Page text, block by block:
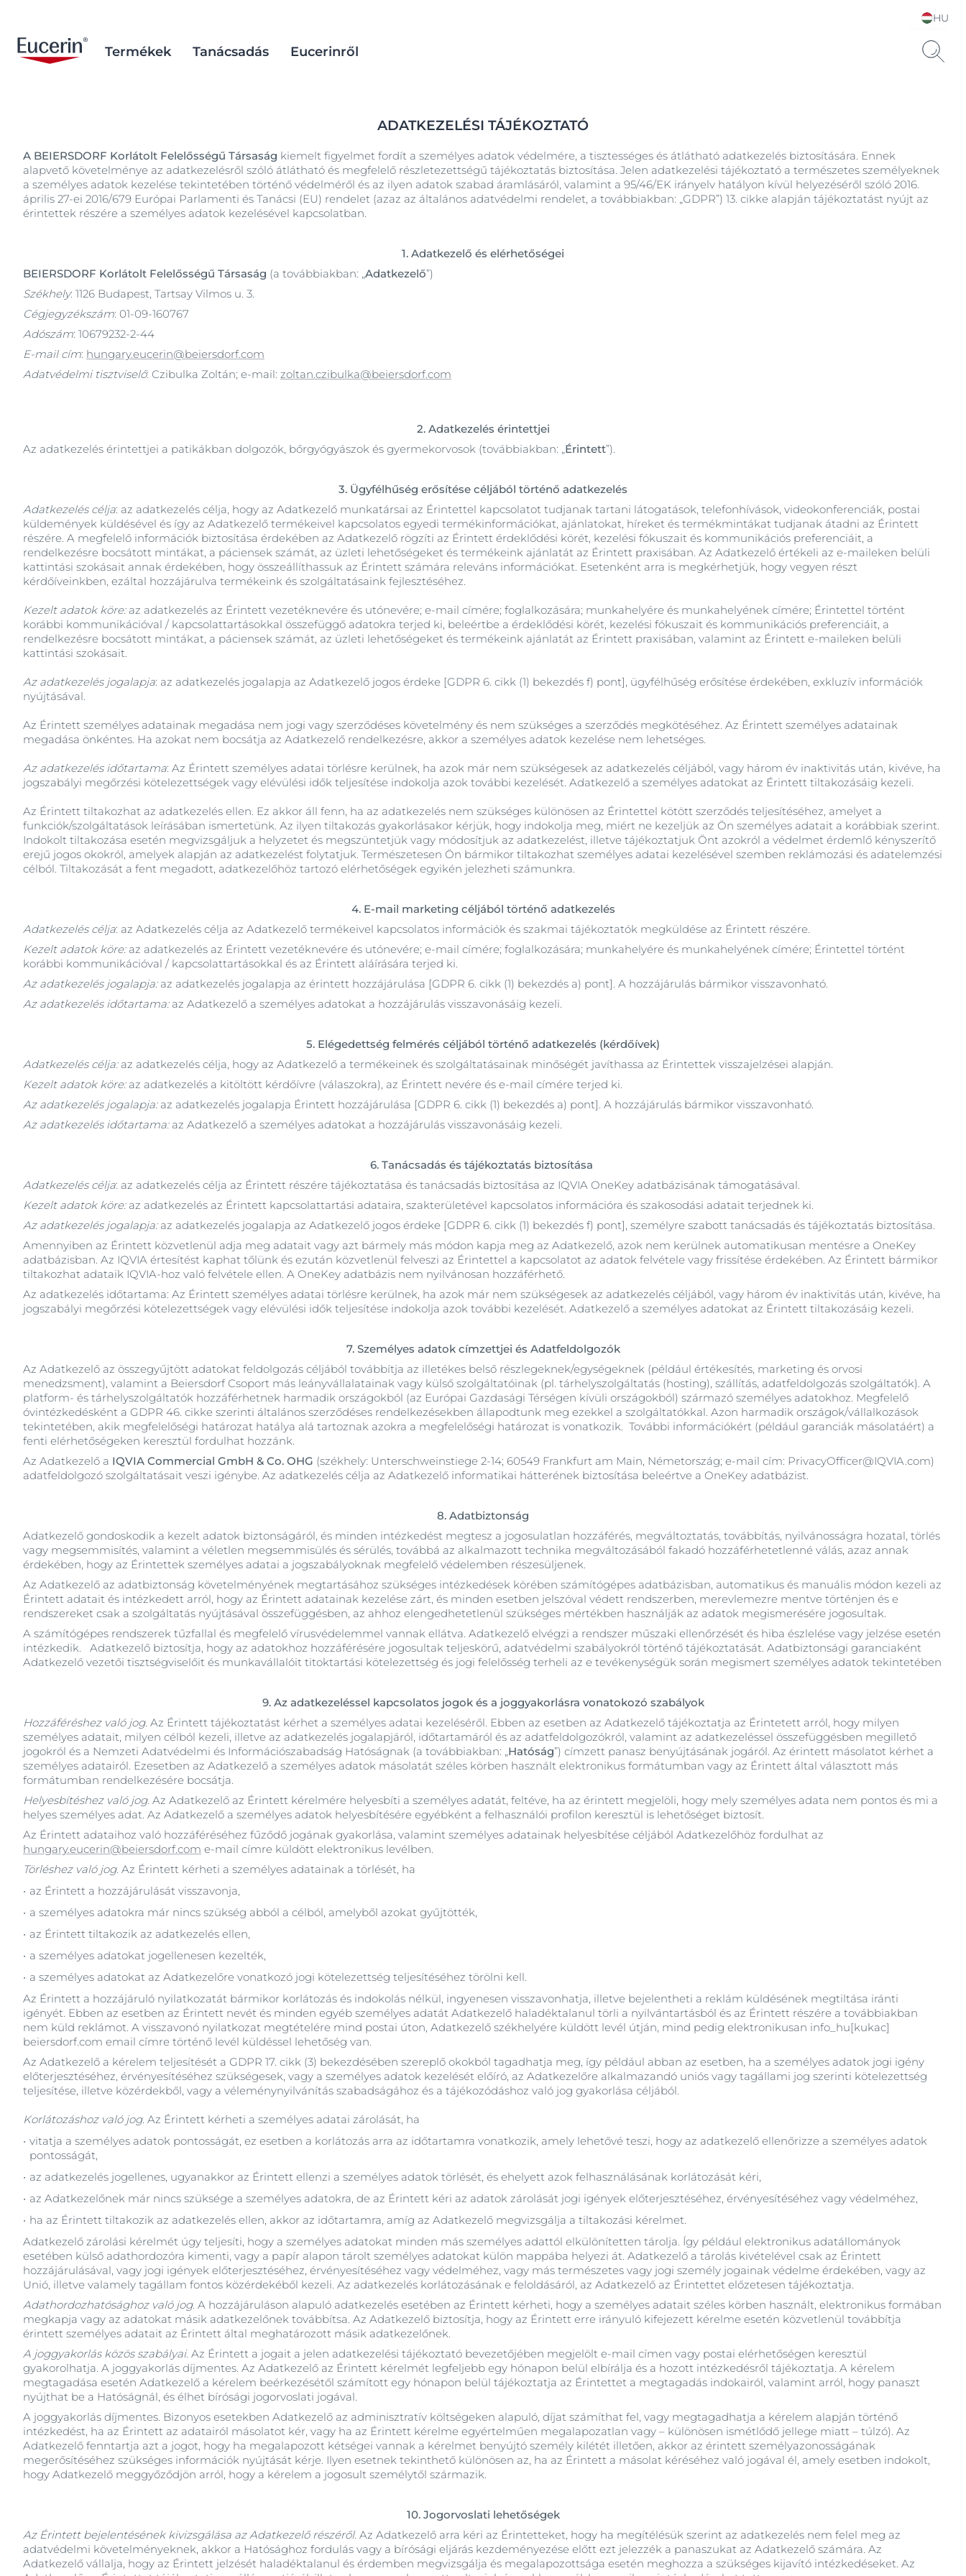
HU
Choose your Language &
Termékek
Testápolás
Fényvédelem
Szem & ajakápolás
Napozás utáni ápolás
Idősödő bőr
Atópiás dermatitisz
Hiperérzékeny bőr
Bőrpírre hajlamos bőr
Anti-Pigment
AquaPorin Active
AtopiControl
DermatoClean
Sun Protection
Tanácsadás
Napozás utáni ápolás
Idősödő bőr
Atópiás dermatitisz
Hiperérzékeny bőr
Repedezett ajkak
Bőrpírre hajlamos bőr
Eucerinről
Történelmi háttér
A kutatás és fejlesztés
háttere
Tudományos háttér
Népszerű keresések
50
anti
aquaphor
Népszerű termékek
Atópiás dermatitisz Viszkető bőr +1
Száraz és irritációra hajlamos bőr
4.888 Vélemények
Eucerin SOS Ajakbalzsam 10 ml
Összes termék
ADATKEZELÉSI TÁJÉKOZTATÓ
A BEIERSDORF Korlátolt Felelősségű Társaság kiemelt figyelmet fordít a személyes adatok védelmére, a tisztességes és átlátható adatkezelés biztosítására. Ennek
alapvető követelménye az adatkezelésről szóló átlátható és megfelelő részletezettségű tájékoztatás biztosítása. Jelen adatkezelési tájékoztató a természetes személyeknek
a személyes adatok kezelése tekintetében történő védelméről és az ilyen adatok szabad áramlásáról, valamint a 95/46/EK irányelv hatályon kívül helyezéséről szóló 2016.
április 27-ei 2016/679 Európai Parlamenti és Tanácsi (EU) rendelet (azaz az általános adatvédelmi rendelet, a továbbiakban: „GDPR”) 13. cikke alapján tájékoztatást nyújt az
érintettek részére a személyes adatok kezelésével kapcsolatban.
1. Adatkezelő és elérhetőségei
BEIERSDORF Korlátolt Felelősségű Társaság (a továbbiakban: „Adatkezelő”)
Székhely: 1126 Budapest, Tartsay Vilmos u. 3.
Cégjegyzékszám: 01-09-160767
Adószám: 10679232-2-44
E-mail cím: hungary.eucerin@beiersdorf.com
Adatvédelmi tisztviselő: Czibulka Zoltán; e-mail: zoltan.czibulka@beiersdorf.com
2. Adatkezelés érintettjei
Az adatkezelés érintettjei a patikákban dolgozók, bőrgyógyászok és gyermekorvosok (továbbiakban: „Érintett”).
3. Ügyfélhűség erősítése céljából történő adatkezelés
Adatkezelés célja: az adatkezelés célja, hogy az Adatkezelő munkatársai az Érintettel kapcsolatot tudjanak tartani látogatások, telefonhívások, videokonferenciák, postai
küldemények küldésével és így az Adatkezelő termékeivel kapcsolatos egyedi termékinformációkat, ajánlatokat, híreket és termékmintákat tudjanak átadni az Érintett
részére. A megfelelő információk biztosítása érdekében az Adatkezelő rögzíti az Érintett érdeklődési körét, kezelési fókuszait és kommunikációs preferenciáit, a
rendelkezésre bocsátott mintákat, a páciensek számát, az üzleti lehetőségeket és termékeink ajánlatát az Érintett praxisában. Az Adatkezelő értékeli az e-maileken belüli
kattintási szokásait annak érdekében, hogy összeállíthassuk az Érintett számára releváns információkat. Esetenként arra is megkérhetjük, hogy vegyen részt
kérdőíveinkben, ezáltal hozzájárulva termékeink és szolgáltatásaink fejlesztéséhez.
Kezelt adatok köre:az adatkezelés az Érintett vezetéknevére és utónevére; e-mail címére; foglalkozására; munkahelyére és munkahelyének címére; Érintettel történt
korábbi kommunikációval / kapcsolattartásokkal összefüggő adatokra terjed ki, beleértbe a érdeklődési körét, kezelési fókuszait és kommunikációs preferenciáit, a
rendelkezésre bocsátott mintákat, a páciensek számát, az üzleti lehetőségeket és termékeink ajánlatát az Érintett praxisában, valamint az Érintett e-maileken belüli
kattintási szokásait.
Az adatkezelés jogalapja: az adatkezelés jogalapja az Adatkezelő jogos érdeke [GDPR 6. cikk (1) bekezdés f) pont], ügyfélhűség erősítése érdekében, exkluzív információk
nyújtásával.
Az Érintett személyes adatainak megadása nem jogi vagy szerződéses követelmény és nem szükséges a szerződés megkötéséhez. Az Érintett személyes adatainak
megadása önkéntes. Ha azokat nem bocsátja az Adatkezelő rendelkezésre, akkor a személyes adatok kezelése nem lehetséges.
Az adatkezelés időtartama: Az Érintett személyes adatai törlésre kerülnek, ha azok már nem szükségesek az adatkezelés céljából, vagy három év inaktivitás után, kivéve, ha
jogszabályi megőrzési kötelezettségek vagy elévülési idők teljesítése indokolja azok további kezelését. Adatkezelő a személyes adatokat az Érintett tiltakozásáig kezeli.
Az Érintett tiltakozhat az adatkezelés ellen. Ez akkor áll fenn, ha az adatkezelés nem szükséges különösen az Érintettel kötött szerződés teljesítéséhez, amelyet a
funkciók/szolgáltatások leírásában ismertetünk. Az ilyen tiltakozás gyakorlásakor kérjük, hogy indokolja meg, miért ne kezeljük az Ön személyes adatait a korábbiak szerint.
Indokolt tiltakozása esetén megvizsgáljuk a helyzetet és megszüntetjük vagy módosítjuk az adatkezelést, illetve tájékoztatjuk Önt azokról a védelmet érdemlő kényszerítő
erejű jogos okokról, amelyek alapján az adatkezelést folytatjuk. Természetesen Ön bármikor tiltakozhat személyes adatai kezelésével szemben reklámozási és adatelemzési
célból. Tiltakozását a fent megadott, adatkezelőhöz tartozó elérhetőségek egyikén jelezheti számunkra.
4. E-mail marketing céljából történő adatkezelés
Adatkezelés célja: az Adatkezelés célja az Adatkezelő termékeivel kapcsolatos információk és szakmai tájékoztatók megküldése az Érintett részére.
Kezelt adatok köre:az adatkezelés az Érintett vezetéknevére és utónevére; e-mail címére; foglalkozására; munkahelyére és munkahelyének címére; Érintettel történt
korábbi kommunikációval / kapcsolattartásokkal és az Érintett aláírására terjed ki.
Az adatkezelés jogalapja:az adatkezelés jogalapja az érintett hozzájárulása [GDPR 6. cikk (1) bekezdés a) pont]. A hozzájárulás bármikor visszavonható.
Az adatkezelés időtartama: az Adatkezelő a személyes adatokat a hozzájárulás visszavonásáig kezeli.
5. Elégedettség felmérés céljából történő adatkezelés (kérdőívek)
Adatkezelés célja: az adatkezelés célja, hogy az Adatkezelő a termékeinek és szolgáltatásainak minőségét javíthassa az Érintettek visszajelzései alapján.
Kezelt adatok köre: az adatkezelés a kitöltött kérdőívre (válaszokra), az Érintett nevére és e-mail címére terjed ki.
Az adatkezelés jogalapja:az adatkezelés jogalapja Érintett hozzájárulása [GDPR 6. cikk (1) bekezdés a) pont]. A hozzájárulás bármikor visszavonható.
Az adatkezelés időtartama:az Adatkezelő a személyes adatokat a hozzájárulás visszavonásáig kezeli.
6. Tanácsadás és tájékoztatás biztosítása
Adatkezelés célja: az adatkezelés célja az Érintett részére tájékoztatása és tanácsadás biztosítása az IQVIA OneKey adatbázisának támogatásával.
Kezelt adatok köre:az adatkezelés az Érintett kapcsolattartási adataira, szakterületével kapcsolatos információra és szakosodási adatait terjednek ki.
Az adatkezelés jogalapja: az adatkezelés jogalapja az Adatkezelő jogos érdeke [GDPR 6. cikk (1) bekezdés f) pont], személyre szabott tanácsadás és tájékoztatás biztosítása.
Amennyiben az Érintett közvetlenül adja meg adatait vagy azt bármely más módon kapja meg az Adatkezelő, azok nem kerülnek automatikusan mentésre a OneKey
adatbázisban. Az IQVIA értesítést kaphat tőlünk és ezután közvetlenül felveszi az Érintettel a kapcsolatot az adatok felvétele vagy frissítése érdekében. Az Érintett bármikor
tiltakozhat adataik IQVIA-hoz való felvétele ellen. A OneKey adatbázis nem nyilvánosan hozzáférhető.
Az adatkezelés időtartama: Az Érintett személyes adatai törlésre kerülnek, ha azok már nem szükségesek az adatkezelés céljából, vagy három év inaktivitás után, kivéve, ha
jogszabályi megőrzési kötelezettségek vagy elévülési idők teljesítése indokolja azok további kezelését. Adatkezelő a személyes adatokat az Érintett tiltakozásáig kezeli.
7. Személyes adatok címzettjei és Adatfeldolgozók
Az Adatkezelő az összegyűjtött adatokat feldolgozás céljából továbbítja az illetékes belső részlegeknek/egységeknek (például értékesítés, marketing és orvosi
menedzsment), valamint a Beiersdorf Csoport más leányvállalatainak vagy külső szolgáltatóinak (pl. tárhelyszolgáltatás (hosting), szállítás, adatfeldolgozás szolgáltatók). A
platform- és tárhelyszolgáltatók hozzáférhetnek harmadik országokból (az Európai Gazdasági Térségen kívüli országokból) származó személyes adatokhoz. Megfelelő
óvintézkedésként a GDPR 46. cikke szerinti általános szerződéses rendelkezésekben állapodtunk meg ezekkel a szolgáltatókkal. Azon harmadik országok/vállalkozások
tekintetében, akik megfelelőségi határozat hatálya alá tartoznak azokra a megfelelőségi határozat is vonatkozik. További információkért (például garanciák másolatáért) a
fenti elérhetőségeken keresztül fordulhat hozzánk.
Az Adatkezelő a IQVIA Commercial GmbH & Co. OHG (székhely: Unterschweinstiege 2-14; 60549 Frankfurt am Main, Németország; e-mail cím: PrivacyOfficer@IQVIA.com)
adatfeldolgozó szolgáltatásait veszi igénybe. Az adatkezelés célja az Adatkezelő informatikai hátterének biztosítása beleértve a OneKey adatbázist.
8. Adatbiztonság
Adatkezelő gondoskodik a kezelt adatok biztonságáról, és minden intézkedést megtesz a jogosulatlan hozzáférés, megváltoztatás, továbbítás, nyilvánosságra hozatal, törlés
vagy megsemmisítés, valamint a véletlen megsemmisülés és sérülés, továbbá az alkalmazott technika megváltozásából fakadó hozzáférhetetlenné válás, azaz annak
érdekében, hogy az Érintettek személyes adatai a jogszabályoknak megfelelő védelemben részesüljenek.
Az Adatkezelő az adatbiztonság követelményének megtartásához szükséges intézkedések körében számítógépes adatbázisban, automatikus és manuális módon kezeli az
Érintett adatait és intézkedett arról, hogy az Érintett adatainak kezelése zárt, és minden esetben jelszóval védett rendszerben, merevlemezre mentve történjen és e
rendszereket csak a szolgáltatás nyújtásával összefüggésben, az ahhoz elengedhetetlenül szükséges mértékben használják az adatok megismerésére jogosultak.
A számítógépes rendszerek tűzfallal és megfelelő vírusvédelemmel vannak ellátva. Adatkezelő elvégzi a rendszer műszaki ellenőrzését és hiba észlelése vagy jelzése esetén
intézkedik. Adatkezelő biztosítja, hogy az adatokhoz hozzáférésére jogosultak teljeskörű, adatvédelmi szabályokról történő tájékoztatását. Adatbiztonsági garanciaként
Adatkezelő vezetői tisztségviselőit és munkavállalóit titoktartási kötelezettség és jogi felelősség terheli az e tevékenységük során megismert személyes adatok tekintetében
9. Az adatkezeléssel kapcsolatos jogok és a joggyakorlásra vonatokozó szabályok
Hozzáféréshez való jog. Az Érintett tájékoztatást kérhet a személyes adatai kezeléséről. Ebben az esetben az Adatkezelő tájékoztatja az Érintetett arról, hogy milyen
személyes adatait, milyen célból kezeli, illetve az adatkezelés jogalapjáról, időtartamáról és az adatfeldolgozókról, valamint az adatkezeléssel összefüggésben megillető
jogokról és a Nemzeti Adatvédelmi és Információszabadság Hatóságnak (a továbbiakban: „Hatóság”) címzett panasz benyújtásának jogáról. Az érintett másolatot kérhet a
személyes adatairól. Ezesetben az Adatkezelő a személyes adatok másolatát széles körben használt elektronikus formátumban vagy az Érintett által választott más
formátumban rendelkezésére bocsátja.
Helyesbítéshez való jog. Az Adatkezelő az Érintett kérelmére helyesbíti a személyes adatát, feltéve, ha az érintett megjelöli, hogy mely személyes adata nem pontos és mi a
helyes személyes adat. Az Adatkezelő a személyes adatok helyesbítésére egyébként a felhasználói profilon keresztül is lehetőséget biztosít.
Az Érintett adataihoz való hozzáféréséhez fűződő jogának gyakorlása, valamint személyes adatainak helyesbítése céljából Adatkezelőhöz fordulhat az
hungary.eucerin@beiersdorf.com e-mail címre küldött elektronikus levélben.
Törléshez való jog. Az Érintett kérheti a személyes adatainak a törlését, ha
­az Érintett a hozzájárulását visszavonja,
­a személyes adatokra már nincs szükség abból a célból, amelyből azokat gyűjtötték,
az Érintett tiltakozik az adatkezelés ellen,
a személyes adatokat jogellenesen kezelték,
a személyes adatokat az Adatkezelőre vonatkozó jogi kötelezettség teljesítéséhez törölni kell.
Az Érintett a hozzájáruló nyilatkozatát bármikor korlátozás és indokolás nélkül, ingyenesen visszavonhatja, illetve bejelentheti a reklám küldésének megtiltása iránti
igényét. Ebben az esetben az Érintett nevét és minden egyéb személyes adatát Adatkezelő haladéktalanul törli a nyilvántartásból és az Érintett részére a továbbiakban
nem küld reklámot. A visszavonó nyilatkozat megtételére mind postai úton, Adatkezelő székhelyére küldött levél útján, mind pedig elektronikusan info_hu[kukac]
beiersdorf.com email címre történő levél küldéssel lehetőség van.
Az Adatkezelő a kérelem teljesítését a GDPR 17. cikk (3) bekezdésében szereplő okokból tagadhatja meg, így például abban az esetben, ha a személyes adatok jogi igény
előterjesztéséhez, érvényesítéséhez szükségesek, vagy a személyes adatok kezelését előíró, az Adatkezelőre alkalmazandó uniós vagy tagállami jog szerinti kötelezettség
teljesítése, illetve közérdekből, vagy a véleménynyilvánítás szabadságához és a tájékozódáshoz való jog gyakorlása céljából.
Korlátozáshoz való jog. Az Érintett kérheti a személyes adatai zárolását, ha
vitatja a személyes adatok pontosságát, ez esetben a korlátozás arra az időtartamra vonatkozik, amely lehetővé teszi, hogy az adatkezelő ellenőrizze a személyes adatok
pontosságát,
az adatkezelés jogellenes, ugyanakkor az Érintett ellenzi a személyes adatok törlését, és ehelyett azok felhasználásának korlátozását kéri,
az Adatkezelőnek már nincs szüksége a személyes adatokra, de az Érintett kéri az adatok zárolását jogi igények előterjesztéséhez, érvényesítéséhez vagy védelméhez,
ha az Érintett tiltakozik az adatkezelés ellen, akkor az időtartamra, amíg az Adatkezelő megvizsgálja a tiltakozási kérelmet.
Adatkezelő zárolási kérelmét úgy teljesíti, hogy a személyes adatokat minden más személyes adattól elkülönítetten tárolja. Így például elektronikus adatállományok
esetében külső adathordozóra kimenti, vagy a papír alapon tárolt személyes adatokat külön mappába helyezi át. Adatkezelő a tárolás kivételével csak az Érintett
hozzájárulásával, vagy jogi igények előterjesztéséhez, érvényesítéséhez vagy védelméhez, vagy más természetes vagy jogi személy jogainak védelme érdekében, vagy az
Unió, illetve valamely tagállam fontos közérdekéből kezeli. Az adatkezelés korlátozásának e feloldásáról, az Adatkezelő az Érintettet előzetesen tájékoztatja.
Adathordozhatósághoz való jog. A hozzájáruláson alapuló adatkezelés esetében az Érintett kérheti, hogy a személyes adatait széles körben használt, elektronikus formában
megkapja vagy az adatokat másik adatkezelőnek továbbítsa. Az Adatkezelő biztosítja, hogy az Érintett erre irányuló kifejezett kérelme esetén közvetlenül továbbítja
érintett személyes adatait az Érintett által meghatározott másik adatkezelőnek.
A joggyakorlás közös szabályai. Az Érintett a jogait a jelen adatkezelési tájékoztató bevezetőjében megjelölt e-mail címen vagy postai elérhetőségen keresztül
gyakorolhatja. A joggyakorlás díjmentes. Az Adatkezelő az Érintett kérelmét legfeljebb egy hónapon belül elbírálja és a hozott intézkedésről tájékoztatja. A kérelem
megtagadása esetén Adatkezelő a kérelem beérkezésétől számított egy hónapon belül tájékoztatja az Érintettet a megtagadás indokairól, valamint arról, hogy panaszt
nyújthat be a Hatóságnál, és élhet bírósági jogorvoslati jogával.
A joggyakorlás díjmentes. Bizonyos esetekben Adatkezelő az adminisztratív költségeken alapuló, díjat számíthat fel, vagy megtagadhatja a kérelem alapján történő
intézkedést, ha az Érintett az adatairól másolatot kér, vagy ha az Érintett kérelme egyértelműen megalapozatlan vagy – különösen ismétlődő jellege miatt – túlzó). Az
Adatkezelő fenntartja azt a jogot, hogy ha megalapozott kétségei vannak a kérelmet benyújtó személy kilétét illetően, akkor az érintett személyazonosságának
megerősítéséhez szükséges információk nyújtását kérje. Ilyen esetnek tekinthető különösen az, ha az Érintett a másolat kéréséhez való jogával él, amely esetben indokolt,
hogy Adatkezelő meggyőződjön arról, hogy a kérelem a jogosult személytől származik.
10. Jogorvoslati lehetőségek
Az Érintett bejelentésének kivizsgálása az Adatkezelő részéről. Az Adatkezelő arra kéri az Érintetteket, hogy ha megítélésük szerint az adatkezelés nem felel meg az
adatvédelmi követelményeknek, akkor a Hatósághoz fordulás vagy a bírósági eljárás kezdeményezése előtt ezt jelezzék a panaszukat az Adatkezelő számára. Az
Adatkezelő vállalja, hogy az Érintett jelzését haladéktalanul és érdemben megvizsgálja és megalapozottsága esetén meghozza a szükséges kijavító intézkedéseket. Az